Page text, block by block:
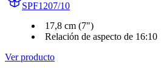
SPF1207/10
17,8 cm (7")
Relación de aspecto de 16:10
Ver producto